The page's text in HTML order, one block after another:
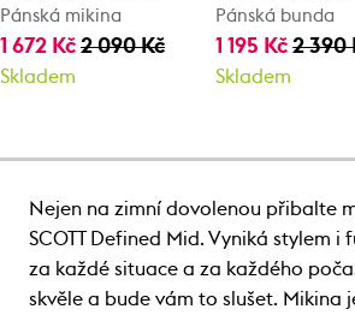
Pánská mikina
1 672 Kč 2 090 Kč
Skladem
Pánská bunda
1 195 Kč2 390
Skladem
Nejen na zimní dovolenou přibalte
SCOTT Defined Mid. Vyniká stylem i
za každé situace a za každého
skvěle a bude vám to slušet. Mikina